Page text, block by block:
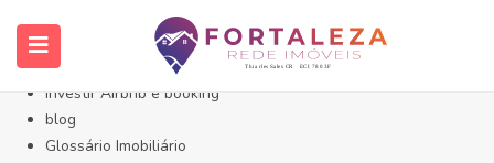
Início- Imóveis Fortaleza Eusébio
Imóveis em Fortaleza
Imóveis no Eusébio
Investir Airbnb e booking
blog
Glossário Imobiliário